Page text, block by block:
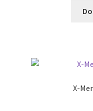
X-